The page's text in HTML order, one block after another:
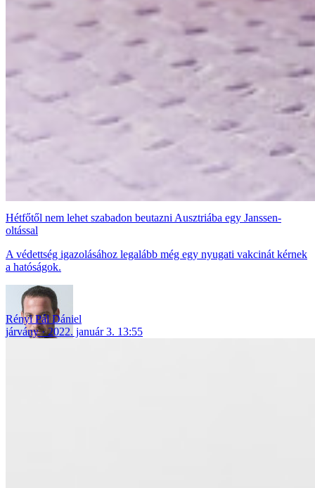
Hétfőtől nem lehet szabadon beutazni Ausztriába egy Janssen-
oltással
A védettség igazolásához legalább még egy nyugati vakcinát kérnek
a hatóságok.
Rényi Pál Dániel
járvány
2022. január 3. 13:55